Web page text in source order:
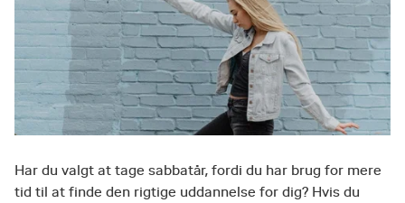
Har du valgt at tage sabbatår, fordi du har brug for mere
tid til at finde den rigtige uddannelse for dig? Hvis du